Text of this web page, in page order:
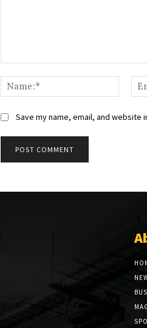
Name:*
Save my name, email, and